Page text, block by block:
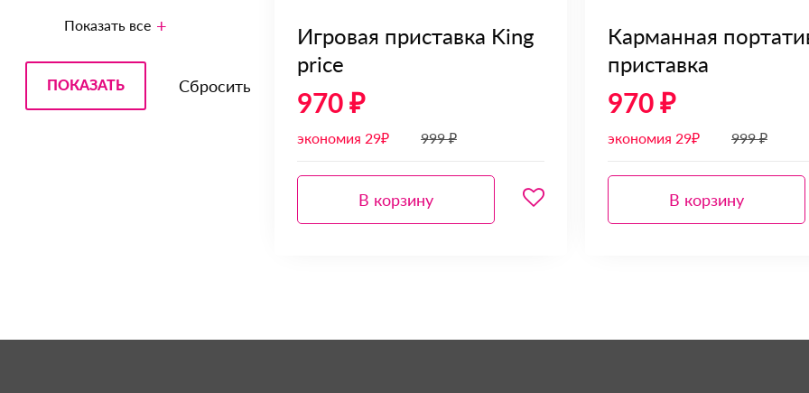
Показать все
Игровая приставка King
price
970 ₽
экономия 29₽ 999 ₽
В корзину
Карманная
приставка
970 ₽
экономия 29₽ 999 ₽
В корзину